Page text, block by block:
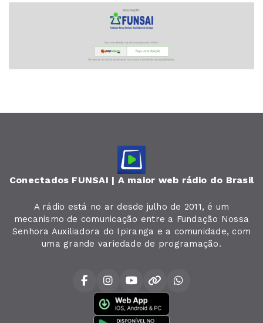
Conectados FUNSAI | A maior web rádio do Brasil
A rádio está no ar desde julho de 2011, é um
mecanismo de comunicação entre a Fundação Nossa
Senhora Auxiliadora do Ipiranga e a comunidade, com
uma grande variedade de programação.